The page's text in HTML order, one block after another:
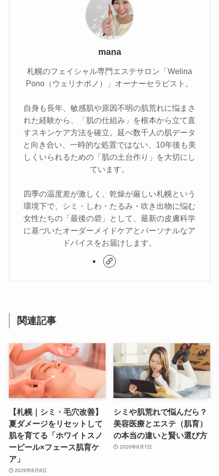
mana
札幌のフェイシャル専門エステサロン「Welina
Pono（ウェリナポノ）」オーナーセラピスト。
自身も長年、敏感肌や原因不明の肌荒れに悩まさ
れた経験から、「肌の仕組み」を根本から立て直
すスキンケア方法を確立。延べ数千人の肌データ
と向き合い、一時的な処置ではない、10年後も美
しくいられるための「肌の土台作り」を大切にし
ています。
四季の温度差が激しく、乾燥が厳しい札幌という
環境下で、シミ・しわ・たるみ・吹き出物に悩む
女性たちの「最後の砦」として、最新の皮膚科学
に基づいたオーダーメイドケアとパーソナルなア
ドバイスをお届けします。
関連記事
【札幌｜シミ・毛穴改善】
夏ダメージをリセットして
肌を育てる「ホワイトスノ
ーピール×フェース肌育ケ
ア」
2026年8月8日
シミや肌荒れで悩んだら？
美容医療とエステ（肌育）
の本当の違いと賢い選び方
2026年8月7日